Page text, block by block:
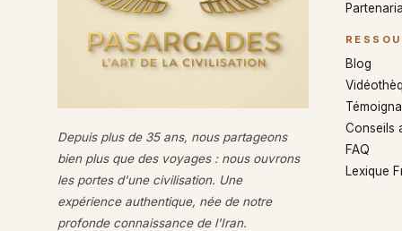
Depuis plus de 35 ans, nous partageons
bien plus que des voyages : nous ouvrons
les portes d'une civilisation. Une
expérience authentique, née de notre
profonde connaissance de l'Iran.
Blog
Conseils
FAQ
Lexique